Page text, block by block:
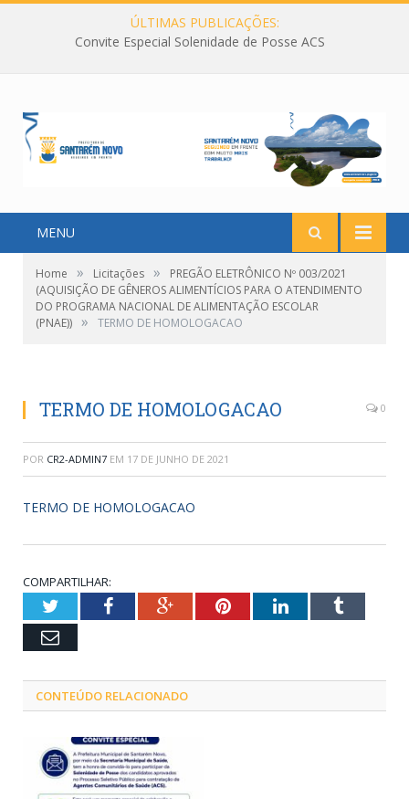
ÚLTIMAS PUBLICAÇÕES:
Convite Especial Solenidade de Posse ACS
MENU
Home » Licitações »
PREGÃO ELETRÔNICO Nº 003/2021
(AQUISIÇÃO DE GÊNEROS ALIMENTÍCIOS PARA O ATENDIMENTO
DO PROGRAMA NACIONAL DE ALIMENTAÇÃO ESCOLAR
(PNAE)) » TERMO DE HOMOLOGACAO
TERMO DE HOMOLOGACAO 0
POR CR2-ADMIN7 EM 17 DE JUNHO DE 2021
TERMO DE HOMOLOGACAO
COMPARTILHAR:
TwitterFacebookGoogle+PinterestLinkedInTumblr
Email
CONTEÚDO RELACIONADO